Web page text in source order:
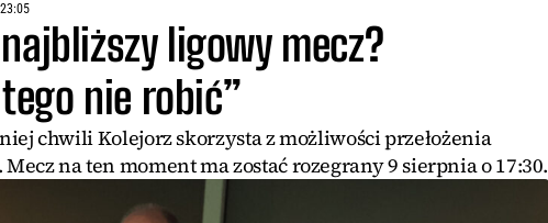
ligowy mecz?
nie robić”
chwili Kolejorz skorzysta z możliwości przełożenia
na ten moment ma zostać rozegrany 9 sierpnia o 17:30.